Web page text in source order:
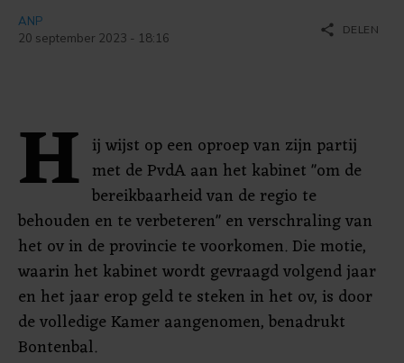
ANP
20 september 2023 - 18:16
share DELEN
H ij wijst op een oproep van zijn partij
met de PvdA aan het kabinet "om de
bereikbaarheid van de regio te
behouden en te verbeteren" en verschraling van
het ov in de provincie te voorkomen. Die motie,
waarin het kabinet wordt gevraagd volgend jaar
en het jaar erop geld te steken in het ov, is door
de volledige Kamer aangenomen, benadrukt
Bontenbal.